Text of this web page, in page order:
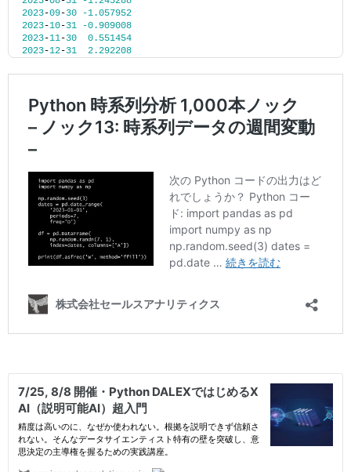
2023-09-30
-1.057952
2023-10-31
-0.909008
2023-11-30
0.551454
2023-12-31 2.292208